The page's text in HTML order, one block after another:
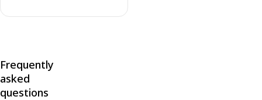
Frequently
asked
questions